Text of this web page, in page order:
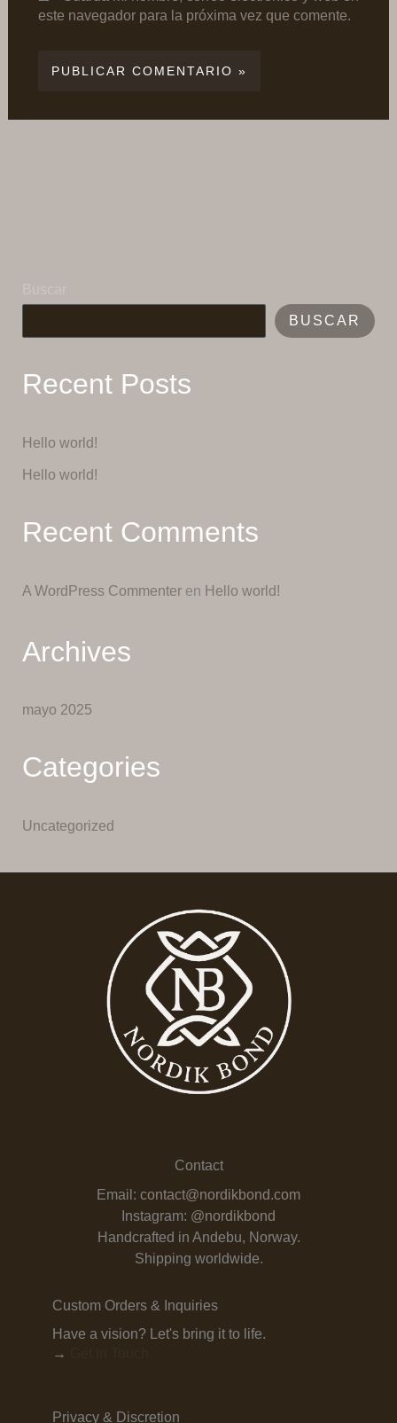
este navegador para la próxima vez que comente.
BUSCAR
Recent Posts
Hello world!
Hello world!
Recent Comments
A WordPress Commenteren Hello world!
Archives
mayo 2025
Categories
Uncategorized
Contact
Email: contact@nordikbond.com
Instagram: @nordikbond
Handcrafted in Andebu, Norway.
Shipping worldwide.
Custom Orders & Inquiries
Have a vision? Let's bring it to life.
→
Privacy & Discretion